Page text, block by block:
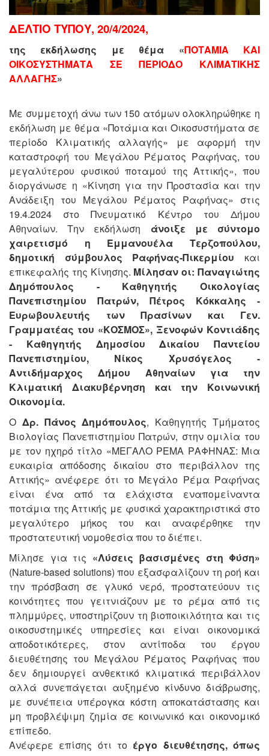
ΔΕΛΤΙΟ ΤΥΠΟΥ, 20/4/2024,
της εκδήλωσης με θέμα «ΠΟΤΑΜΙΑ ΚΑΙ
ΟΙΚΟΣΥΣΤΗΜΑΤΑ ΣΕ ΠΕΡΙΟΔΟ ΚΛΙΜΑΤΙΚΗΣ
ΑΛΛΑΓΗΣ»
Με συμμετοχή άνω των 150 ατόμων ολοκληρώθηκε η
εκδήλωση με θέμα «Ποτάμια και Οικοσυστήματα σε
περίοδο Κλιματικής αλλαγής» με αφορμή την
καταστροφή του Μεγάλου Ρέματος Ραφήνας, του
μεγαλύτερου φυσικού ποταμού της Αττικής», που
διοργάνωσε η «Κίνηση για την Προστασία και την
Ανάδειξη του Μεγάλου Ρέματος Ραφήνας» στις
19.4.2024 στο Πνευματικό Κέντρο του Δήμου
Αθηναίων. Την εκδήλωση άνοιξε με σύντομο
χαιρετισμό η Εμμανουέλα Τερζοπούλου,
δημοτική σύμβουλος Ραφήνας-Πικερμίου και
επικεφαλής της Κίνησης. Μίλησαν οι: Παναγιώτης
Δημόπουλος - Καθηγητής Οικολογίας
Πανεπιστημίου Πατρών, Πέτρος Κόκκαλης -
Ευρωβουλευτής των Πρασίνων και Γεν.
Γραμματέας του «ΚΟΣΜΟΣ», Ξενοφών Κοντιάδης
- Καθηγητής Δημοσίου Δικαίου Παντείου
Πανεπιστημίου, Νίκος Χρυσόγελος -
Αντιδήμαρχος Δήμου Αθηναίων για την
Κλιματική Διακυβέρνηση και την Κοινωνική
Οικονομία.
Ο Δρ. Πάνος Δημόπουλος, Καθηγητής Τμήματος
Βιολογίας Πανεπιστημίου Πατρών, στην ομιλία του
με τον ηχηρό τίτλο «ΜΕΓΑΛΟ ΡΕΜΑ ΡΑΦΗΝΑΣ: Μια
ευκαιρία απόδοσης δικαίου στο περιβάλλον της
Αττικής» ανέφερε ότι το Μεγάλο Ρέμα Ραφήνας
είναι ένα από τα ελάχιστα εναπομείναντα
ποτάμια της Αττικής με φυσικά χαρακτηριστικά στο
μεγαλύτερο μήκος του και αναφέρθηκε την
προστατευτική νομοθεσία που το διέπει.
Μίλησε για τις «Λύσεις βασισμένες στη Φύση»
(Nature-based solutions) που εξασφαλίζουν τη ροή και
την πρόσβαση σε γλυκό νερό, προστατεύουν τις
κοινότητες που γειτνιάζουν με το ρέμα από τις
πλημμύρες, υποστηρίζουν τη βιοποικιλότητα και τις
οικοσυστημικές υπηρεσίες και είναι οικονομικά
αποδοτικότερες, στον αντίποδα του έργου
διευθέτησης του Μεγάλου Ρέματος Ραφήνας που
δεν δημιουργεί ανθεκτικό κλιματικά περιβάλλον
αλλά συνεπάγεται αυξημένο κίνδυνο διάβρωσης,
με συνέπεια υπέρογκα κόστη αποκατάστασης και
μη προβλέψιμη ζημία σε κοινωνικό και οικονομικό
επίπεδο.
Ανέφερε επίσης ότι το έργο διευθέτησης, όπως